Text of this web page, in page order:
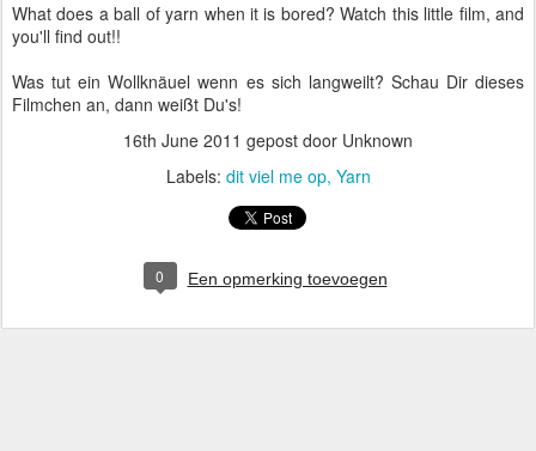
What does a ball of yarn when it is bored? Watch this little film, and
you'll find out!!
Was tut ein Wollknäuel wenn es sich langweilt? Schau Dir dieses
Filmchen an, dann weißt Du's!
16th June 2011 gepost door Unknown
Labels: dit viel me op Yarn
0 Een opmerking toevoegen